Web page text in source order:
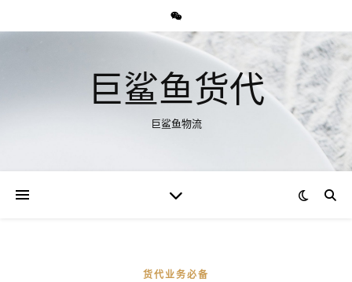
巨鲨鱼货代
巨鲨鱼物流
货代业务必备